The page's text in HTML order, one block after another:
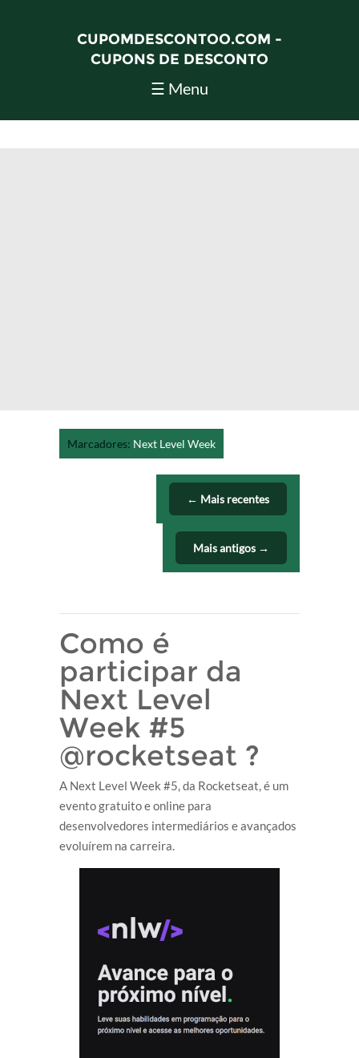
CUPOMDESCONTOO.COM -
CUPONS DE DESCONTO
☰ Menu
Marcadores: Next Level Week
← Mais recentes
Mais antigos →
Como é
participar da
Next Level
Week #5
@rocketseat ?
A Next Level Week #5, da Rocketseat, é um
evento gratuito e online para
desenvolvedores intermediários e avançados
evoluírem na carreira.